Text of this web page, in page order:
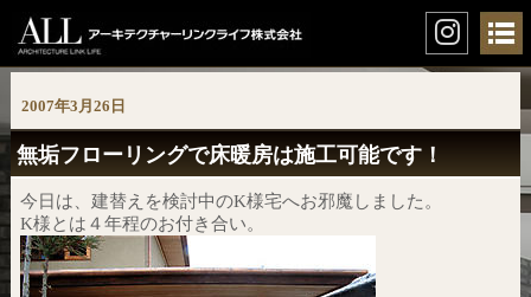
2007年3月26日
無垢フローリングで床暖房は施工可能です！
今日は、建替えを検討中のK様宅へお邪魔しました。
K様とは４年程のお付き合い。